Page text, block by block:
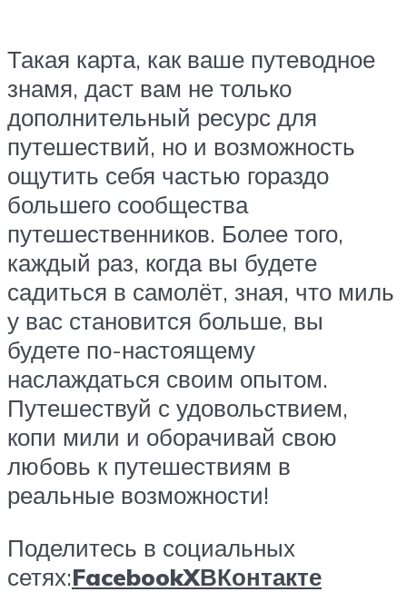
Такая карта, как ваше путеводное
знамя, даст вам не только
дополнительный ресурс для
путешествий, но и возможность
ощутить себя частью гораздо
большего сообщества
путешественников. Более того,
каждый раз, когда вы будете
садиться в самолёт, зная, что миль
у вас становится больше, вы
будете по-настоящему
наслаждаться своим опытом.
Путешествуй с удовольствием,
копи мили и оборачивай свою
любовь к путешествиям в
реальные возможности!
Поделитесь в социальных
сетях:FacebookXВКонтакте